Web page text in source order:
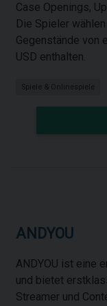
Case Openings,
Die Spieler
Gegenstände von
USD enthalten.
Spiele & Onlinespiele
ANDYOU
ANDYOU ist eine
und bietet
Streamer und